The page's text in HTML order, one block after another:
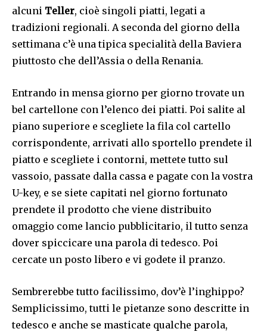
alcuni Teller, cioè singoli piatti, legati a
tradizioni regionali. A seconda del giorno della
settimana c’è una tipica specialità della Baviera
piuttosto che dell’Assia o della Renania.
Entrando in mensa giorno per giorno trovate un
bel cartellone con l’elenco dei piatti. Poi salite al
piano superiore e scegliete la fila col cartello
corrispondente, arrivati allo sportello prendete il
piatto e scegliete i contorni, mettete tutto sul
vassoio, passate dalla cassa e pagate con la vostra
U-key, e se siete capitati nel giorno fortunato
prendete il prodotto che viene distribuito
omaggio come lancio pubblicitario, il tutto senza
dover spiccicare una parola di tedesco. Poi
cercate un posto libero e vi godete il pranzo.
Sembrerebbe tutto facilissimo, dov’è l’inghippo?
Semplicissimo, tutti le pietanze sono descritte in
tedesco e anche se masticate qualche parola,